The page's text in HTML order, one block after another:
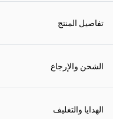
تفاصيل المنتج
الشحن والإرجاع
الهدايا والتغليف